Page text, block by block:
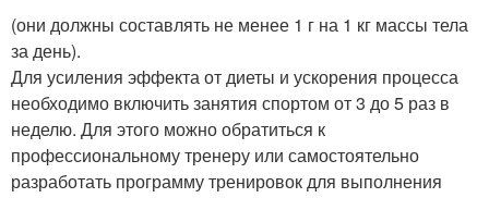
(они должны составлять не менее 1 г на 1 кг массы тела
за день).
Для усиления эффекта от диеты и ускорения процесса
необходимо включить занятия спортом от 3 до 5 раз в
неделю. Для этого можно обратиться к
профессиональному тренеру или самостоятельно
разработать программу тренировок для выполнения